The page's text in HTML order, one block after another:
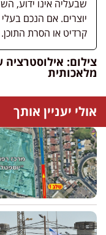
יוצרים. אם הנכם בעלי
קרדיט או הסרת התוכן.
צילום:
מלאכותית
אולי יעניין אותך